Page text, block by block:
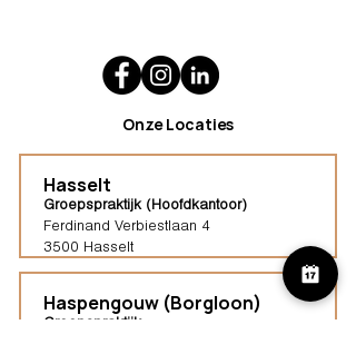
Onze Locaties
Hasselt
Groepspraktijk (Hoofdkantoor)
Ferdinand Verbiestlaan 4
3500 Hasselt
Haspengouw (Borgloon)